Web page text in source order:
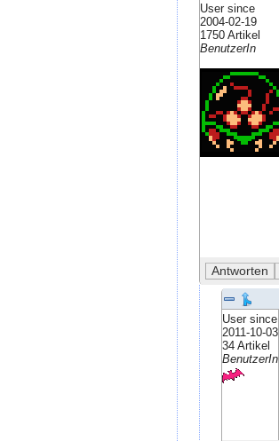
User since
2004-02-19
1750 Artikel
BenutzerIn
User since
2011-10-03
34 Artikel
BenutzerIn